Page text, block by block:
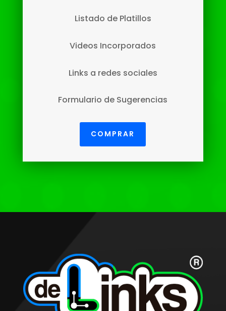
Listado de Platillos
Videos Incorporados
Links a redes sociales
Formulario de Sugerencias
COMPRAR